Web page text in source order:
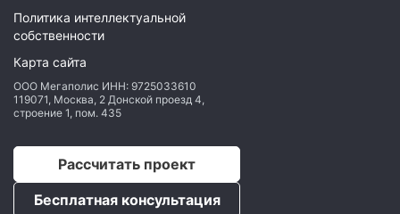
Политика интеллектуальной
собственности
Карта сайта
ООО Мегаполис ИНН: 9725033610
119071, Москва, 2 Донской проезд 4,
строение 1, пом. 435
Рассчитать проект
Бесплатная консультация